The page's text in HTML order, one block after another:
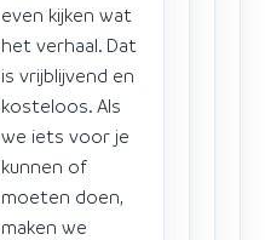
even kijken wat
het verhaal. Dat
is vrijblijvend en
kosteloos. Als
we iets voor je
kunnen of
moeten doen,
maken we